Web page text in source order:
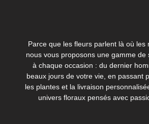
Parce que les fleurs parlent là où les
nous vous proposons une gamme de
à chaque occasion : du dernier
beaux jours de votre vie, en passant
les plantes et la livraison
univers floraux pensés avec